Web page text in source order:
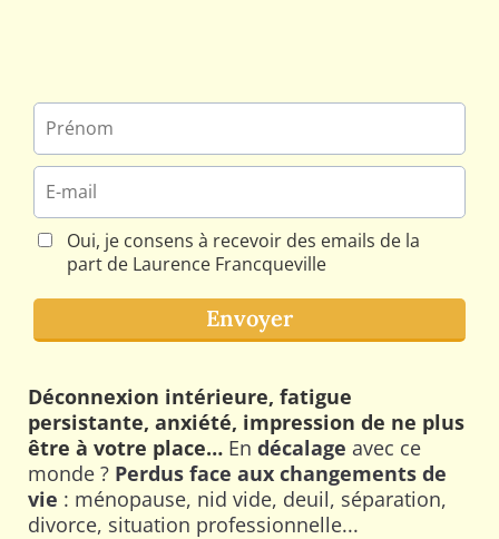
Oui, je consens à recevoir des emails de la
part de Laurence Francqueville
Envoyer
Déconnexion intérieure, fatigue
persistante, anxiété, impression de ne plus
être à votre place… En décalage avec ce
monde ? Perdus face aux changements de
vie : ménopause, nid vide, deuil, séparation,
divorce, situation professionnelle...